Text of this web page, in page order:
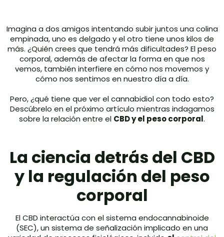
Imagina a dos amigos intentando subir juntos una colina
empinada, uno es delgado y el otro tiene unos kilos de
más. ¿Quién crees que tendrá más dificultades? El peso
corporal, además de afectar la forma en que nos
vemos, también interfiere en cómo nos movemos y
cómo nos sentimos en nuestro día a día.
Pero, ¿qué tiene que ver el cannabidiol con todo esto?
Descúbrelo en el próximo artículo mientras indagamos
sobre la relación entre el CBD y el peso corporal.
La ciencia detrás del CBD
y la regulación del peso
corporal
El CBD interactúa con el sistema endocannabinoide
(SEC), un sistema de señalización implicado en una